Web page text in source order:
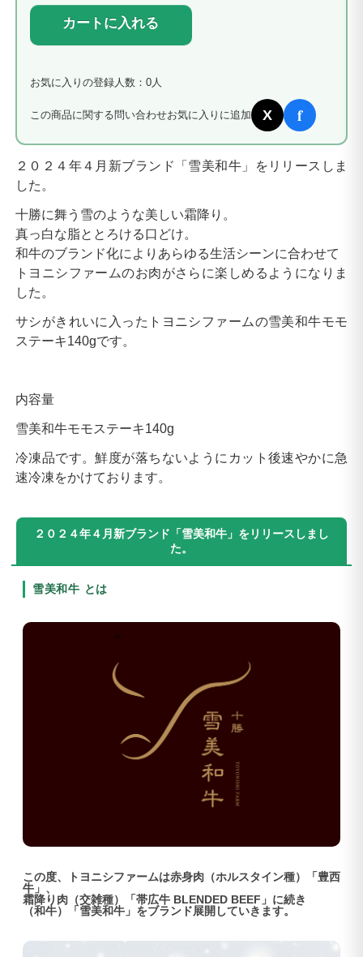
カートに入れる
お気に入りの登録人数：0人
この商品に関する問い合わせお気に入りに追加 X f
２０２４年４月新ブランド「雪美和牛」をリリースしま
した。
十勝に舞う雪のような美しい霜降り。
真っ白な脂ととろける口どけ。
和牛のブランド化によりあらゆる生活シーンに合わせて
トヨニシファームのお肉がさらに楽しめるようになりま
した。
サシがきれいに入ったトヨニシファームの雪美和牛モモ
ステーキ140gです。
内容量
雪美和牛モモステーキ140g
冷凍品です。鮮度が落ちないようにカット後速やかに急
速冷凍をかけております。
２０２４年４月新ブランド「雪美和牛」をリリースしまし
た。
雪美和牛 とは
この度、トヨニシファームは赤身肉（ホルスタイン種）「豊西
牛」、
霜降り肉（交雑種）「帯広牛 BLENDED BEEF」に続き
（和牛）「雪美和牛」をブランド展開していきます。